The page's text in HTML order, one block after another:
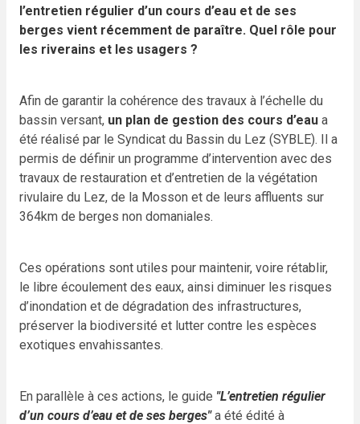
l’entretien régulier d’un cours d’eau et de ses
berges vient récemment de paraître. Quel rôle pour
les riverains et les usagers ?
Afin de garantir la cohérence des travaux à l’échelle du
bassin versant, un plan de gestion des cours d’eau a
été réalisé par le Syndicat du Bassin du Lez (SYBLE). Il a
permis de définir un programme d’intervention avec des
travaux de restauration et d’entretien de la végétation
rivulaire du Lez, de la Mosson et de leurs affluents sur
364km de berges non domaniales.
Ces opérations sont utiles pour maintenir, voire rétablir,
le libre écoulement des eaux, ainsi diminuer les risques
d’inondation et de dégradation des infrastructures,
préserver la biodiversité et lutter contre les espèces
exotiques envahissantes.
En parallèle à ces actions, le guide "L’entretien régulier
d’un cours d’eau et de ses berges"a été édité à